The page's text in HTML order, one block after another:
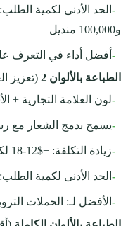
-
و100,000 منديل
- أفضل أداء في التعرف
الطباعة بالألوان 2
(تعزيز
-لون العلامة التجارية +
-يسمح بدمج الشعار مع
-زيادة التكلفة: +$12-18 لكل ألف منديل
- الحد الأدنى لكمية الطلب: 75,000-150,000 منديل
- الأفضل لـ: الحملات